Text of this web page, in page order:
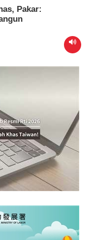
Pakar: